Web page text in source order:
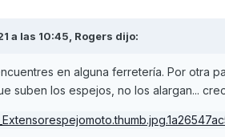
a las 10:45, Rogers dijo:
en alguna ferretería. Por otra
suben los espejos, no los alargan...